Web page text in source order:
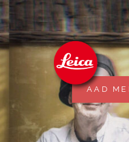
Skip
to
content
AAD